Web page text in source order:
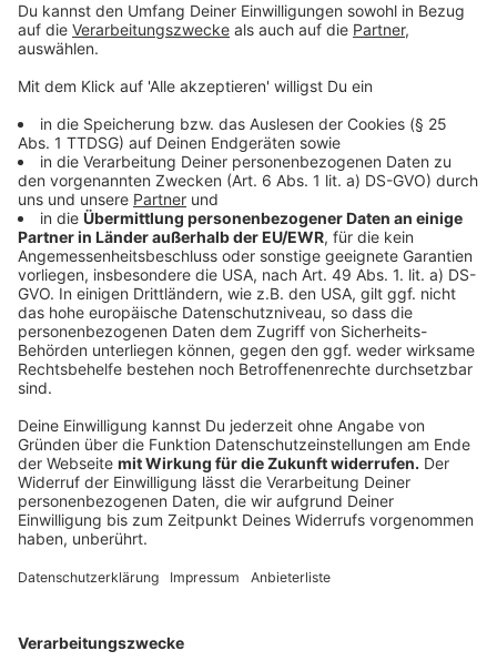
Anzeige
Also kurz gesagt: der Mensch. Genau, kann man das
nicht sagen. Neuste Erkenntnisse zeigen, dass Bier
älter als 9000 Jahre ist. Darauf deuten Funde aus
China hin. Dort wurden Tongefäße gefunden, die mit
Spuren eines gegorenen Getränkes aus Reis, Honig und
Früchten gefüllt waren. Auch gibt es Funde aus dem
heutigen Westjordanland und Palästina, die für einen
Anbau und die Verarbeitung von Gerste vor rund 10.000
Jahren sprechen.Einige Archäologen nehmen sogar an,
dass Bier maßgeblich zur Sesshaftwerdung des
Menschen beigetragen habe. Schließlich kann man als
Jäger und Sammler auch schlecht Bier brauen.
Anzeige
Cannabis und Bier
Anzeige
Cannabispflanzen sind miteinander verwandt. Beide